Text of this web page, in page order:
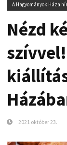
A Hagyományok Háza
Nézd
2021 október 23.